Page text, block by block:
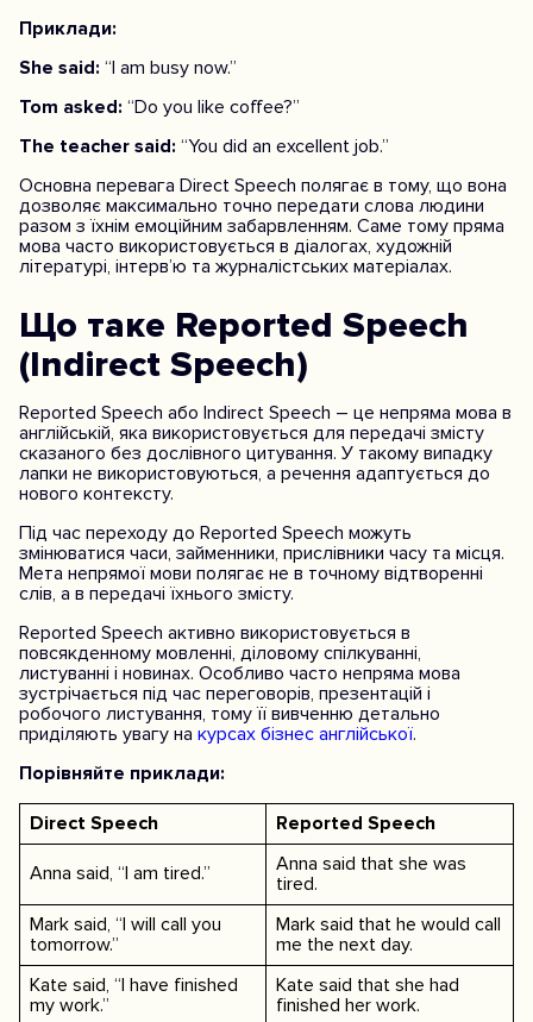
Приклади:
She said: “I am busy now.”
Tom asked: “Do you like coffee?”
The teacher said: “You did an excellent job.”
Основна перевага Direct Speech полягає в тому, що вона
дозволяє максимально точно передати слова людини
разом з їхнім емоційним забарвленням. Саме тому пряма
мова часто використовується в діалогах, художній
літературі, інтерв’ю та журналістських матеріалах.
Що таке Reported Speech
(Indirect Speech)
Reported Speech або Indirect Speech – це непряма мова в
англійській, яка використовується для передачі змісту
сказаного без дослівного цитування. У такому випадку
лапки не використовуються, а речення адаптується до
нового контексту.
Під час переходу до Reported Speech можуть
змінюватися часи, займенники, прислівники часу та місця.
Мета непрямої мови полягає не в точному відтворенні
слів, а в передачі їхнього змісту.
Reported Speech активно використовується в
повсякденному мовленні, діловому спілкуванні,
листуванні і новинах. Особливо часто непряма мова
зустрічається під час переговорів, презентацій і
робочого листування, тому її вивченню детально
приділяють увагу на курсах бізнес англійської.
Порівняйте приклади:
Direct Speech Reported Speech
Anna said, “I am tired.”
Anna said that she was
tired.
Mark said, “I will call you
tomorrow.”
Mark said that he would call
me the next day.
Kate said, “I have finished
my work.”
Kate said that she had
finished her work.